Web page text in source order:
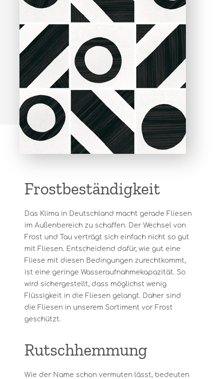
Frostbeständigkeit
Das Klima in Deutschland macht gerade Fliesen
im Außenbereich zu schaffen. Der Wechsel von
Frost und Tau verträgt sich einfach nicht so gut
mit Fliesen. Entscheidend dafür, wie gut eine
Fliese mit diesen Bedingungen zurechtkommt,
ist eine geringe Wasseraufnahmekapazität. So
wird sichergestellt, dass möglichst wenig
Flüssigkeit in die Fliesen gelangt. Daher sind
die Fliesen in unserem Sortiment vor Frost
geschützt.
Rutschhemmung
Wie der Name schon vermuten lässt, bedeuten